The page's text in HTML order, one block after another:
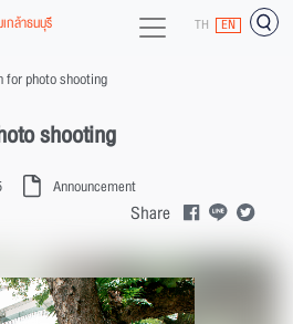
กล้าธนบุรี TH EN
for photo shooting
shooting
Announcement
Share